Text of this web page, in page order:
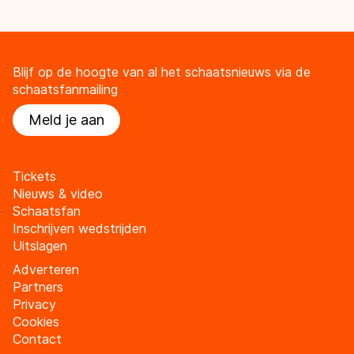
Blijf op de hoogte van al het schaatsnieuws via de
schaatsfanmailing
Meld je aan
Tickets
Nieuws & video
Schaatsfan
Inschrijven wedstrijden
Uitslagen
Adverteren
Partners
Privacy
Cookies
Contact